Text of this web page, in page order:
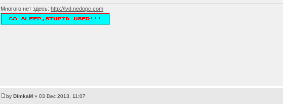
Многого нет здесь:http://lvd.nedopc.com
byDimkaM » 03 Dec 2013, 11:07